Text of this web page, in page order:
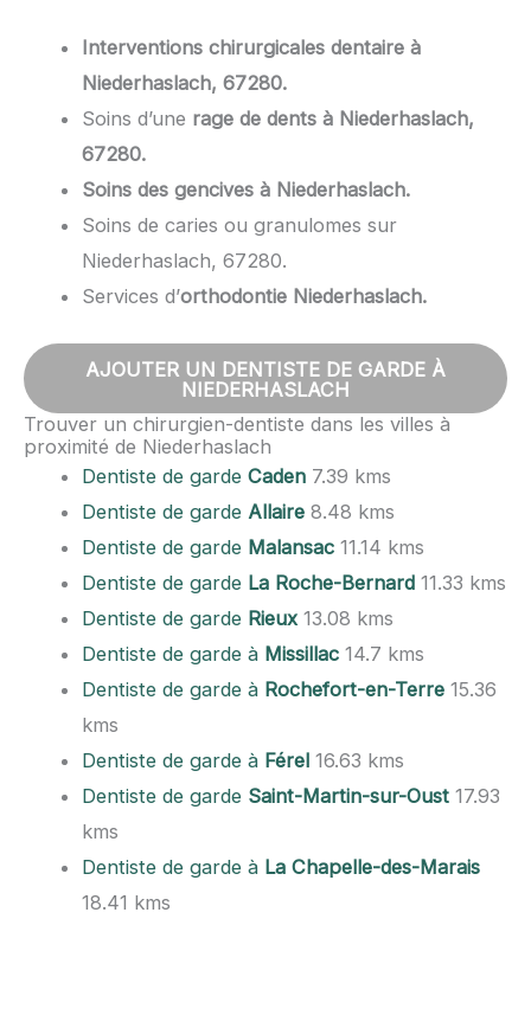
Interventions chirurgicales dentaire à
Niederhaslach, 67280.
Soins d’une rage de dents à Niederhaslach,
67280.
Soins des gencives à Niederhaslach.
Soins de caries ou granulomes sur
Niederhaslach, 67280.
Services d’orthodontie Niederhaslach.
AJOUTER UN DENTISTE DE GARDE À
NIEDERHASLACH
Trouver un chirurgien-dentiste dans les villes à
proximité de Niederhaslach
Dentiste de gardeCaden 7.39 kms
Dentiste de gardeAllaire 8.48 kms
Dentiste de garde Malansac 11.14 kms
Dentiste de garde La Roche-Bernard 11.33 kms
Dentiste de garde Rieux13.08 kms
Dentiste de garde à Missillac 14.7 kms
Dentiste de garde à Rochefort-en-Terre 15.36
kms
Dentiste de garde à Férel 16.63 kms
Dentiste de garde Saint-Martin-sur-Oust 17.93
kms
Dentiste de garde à La Chapelle-des-Marais
18.41 kms